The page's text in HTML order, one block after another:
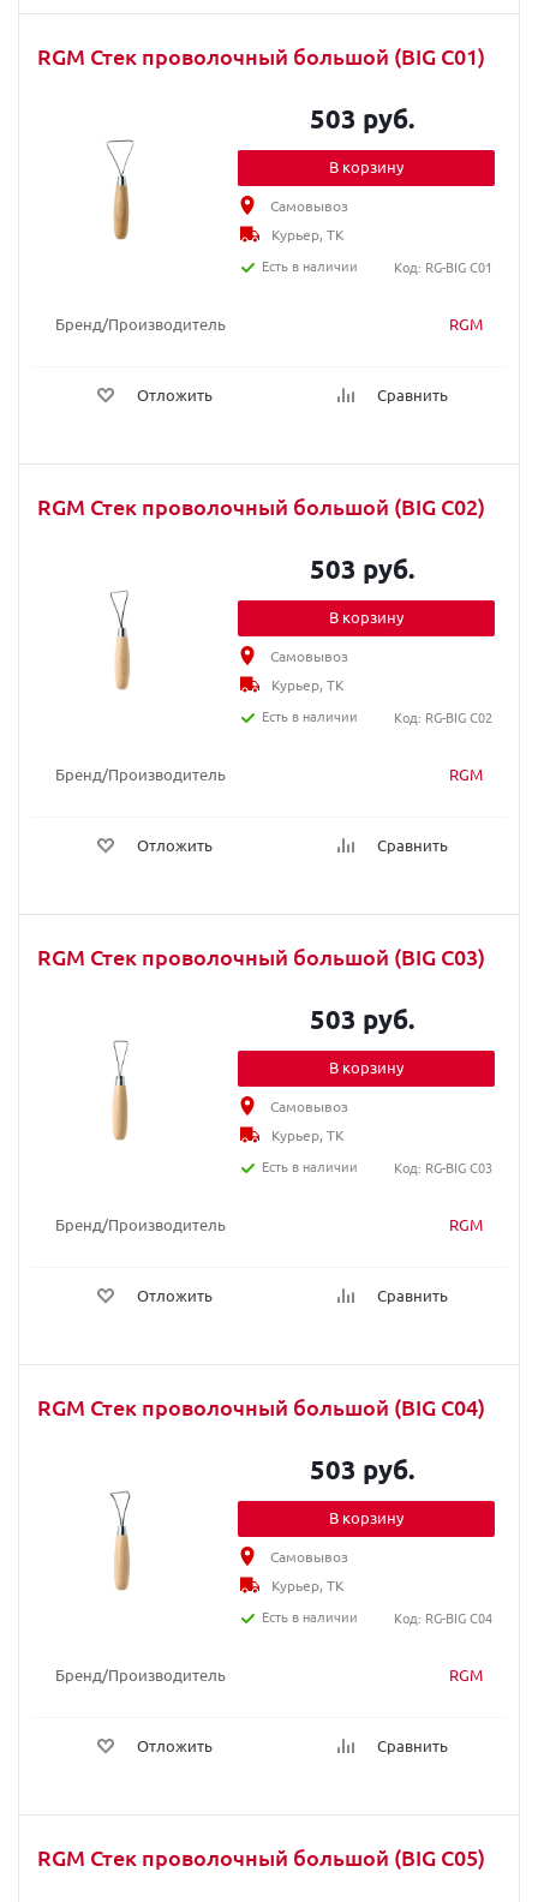
RGM Стек проволочный большой (BIG C01)
Бренд/Производитель RGM
Отложить Сравнить
503 руб.
В корзину
Самовывоз
Курьер, ТК
Есть в наличии
Код: RG-BIG C01
RGM Стек проволочный большой (BIG C02)
Бренд/Производитель RGM
Отложить Сравнить
503 руб.
В корзину
Самовывоз
Курьер, ТК
Есть в наличии
Код: RG-BIG C02
RGM Стек проволочный большой (BIG C03)
Бренд/Производитель RGM
Отложить Сравнить
503 руб.
В корзину
Самовывоз
Курьер, ТК
Есть в наличии
Код: RG-BIG C03
RGM Стек проволочный большой (BIG C04)
Бренд/Производитель RGM
Отложить Сравнить
503 руб.
В корзину
Самовывоз
Курьер, ТК
Есть в наличии
Код: RG-BIG C04
RGM Стек проволочный большой (BIG C05)